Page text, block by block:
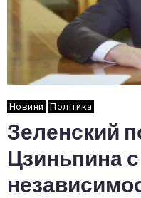
Новини Політика
Зеленский
Цзиньпина